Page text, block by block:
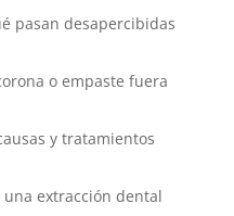
pasan desapercibidas
o empaste fuera
y tratamientos
extracción dental